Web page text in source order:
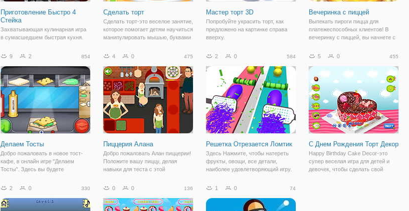
Приготовление Быстро 4
Стейка
Захватывающая кулинарная игра
в сумасшедшем быстрая кухня.
стать лучшим шеф-повар
мире. Готовить и обслуживать,
чтобы сделать ваших клиентов
счастливыми!
Сделать торт
Сделать торт-это веселое занятие,
которое помогает детям научиться
манипулировать мышью, буквами
Дети могут создавать
цвета глазури, украшения конфет,
веселые
Мастер торт 3D
Попробуйте украсить торт, как
предложено на картинке справа
вверху.
Вечеринка с пиццей
Выпекать пироги пицца для
платежеспособных клиентов! В
вечеринку с пиццей, вы начнете с
Вы должны закончить успешного
Моцарелла, базилик и орегано.
Затем, открывайте
9 2 854
Делаем Тосты
Добро пожаловать в новое тост-
кафе, в онлайн игре "Делаем
Тосты". Здесь вы будете
повара, который будет угощать
тостами. Проверьте, сможете ли
вы идти в ногу со
4 0 475
Пиццерия Алана
Добро пожаловать Алан пиццерии!
Положите вашу пиццу, делая
навыки для теста с этой
заказа вашего клиента, работать
приготовить идеальную пиццу. Но
будьте внимательны,
2 0 584
Решетка Отрезается Ломтик
Здесь Нажмите, чтобы натереть
фрукты, овощи, все детали,
наиболее удовлетворяющий игру.
многопользовательские режимы с
популярные игры.
5 0 455
С Днем Рождения Торт Декор
Happy Birthday Cake Decor-это
супер веселая игра для детей и
девочек, чтобы сделать свой
2 0 330 0 0 136 1 0 74